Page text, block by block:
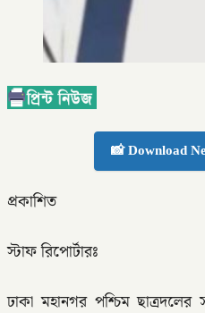
📸 Download
প্রকাশিত
স্টাফ রিপোর্টারঃ
ঢাকা মহানগর পশ্চিম